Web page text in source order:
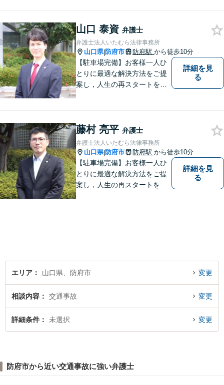
山口 泰資 弁護士
弁護士法人いたむら法律事務所
山口県|防府市 防府駅 から徒歩10分
【駐車場完備】お客様一人ひ
とりに最適な解決方法をご提
案し，人生の再スタートをお
無料】お気軽にご相談くださ
い。
詳細を見
る
藤村 亮平 弁護士
弁護士法人いたむら法律事務所
山口県|防府市 防府駅 から徒歩10分
【駐車場完備】お客様一人ひ
とりに最適な解決方法をご提
案し，人生の再スタートをお
詳細を見
る
エリア 山口県、防府市 変更
相談内容 交通事故 変更
詳細条件 未選択 変更
防府市から近い交通事故に強い弁護士